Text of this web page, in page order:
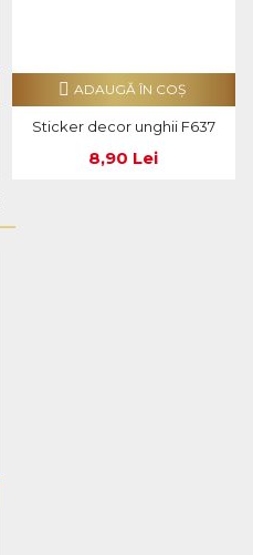
Sticker decor unghii F637
8,90 Lei
ADAUGĂ ÎN COŞ